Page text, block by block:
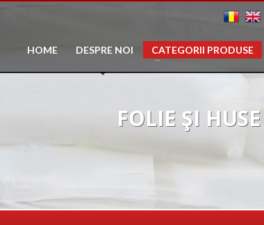
HOME DESPRE NOI CATEGORII PRODUSE
FOLIE ŞI